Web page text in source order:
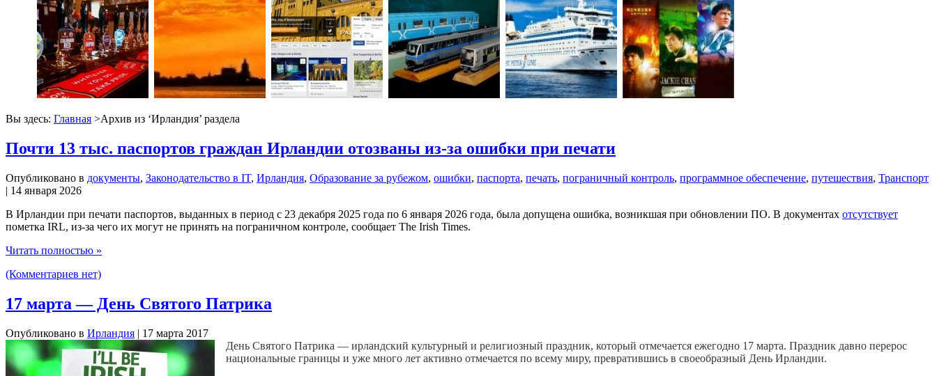
Вы здесь: Главная >Архив из ‘Ирландия’ раздела
Почти 13 тыс. паспортов граждан Ирландии отозваны из-за ошибки при печати
Опубликовано в документы, Законодательство в IT, Ирландия, Образование за рубежом, ошибки, паспорта, печать, пограничный контроль, программное обеспечение, путешествия, Транспорт
| 14 января 2026
В Ирландии при печати паспортов, выданных в период с 23 декабря 2025 года по 6 января 2026 года, была допущена ошибка, возникшая при обновлении ПО. В документах отсутствует
пометка IRL, из-за чего их могут не принять на пограничном контроле, сообщает The Irish Times.
Читать полностью »
(Комментариев нет)
17 марта — День Святого Патрика
Опубликовано в Ирландия | 17 марта 2017
День Святого Патрика — ирландский культурный и религиозный праздник, который отмечается ежегодно 17 марта. Праздник давно перерос
национальные границы и уже много лет активно отмечается по всему миру, превратившись в своеобразный День Ирландии.